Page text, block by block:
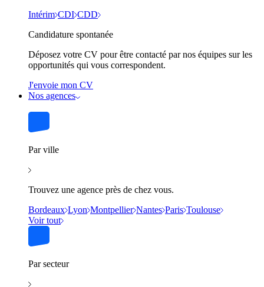
Intérim CDI CDD
Candidature spontanée
Déposez votre CV pour être contacté par nos équipes sur les
opportunités qui vous correspondent.
J'envoie mon CV
Nos agences
Par ville
Trouvez une agence près de chez vous.
Bordeaux Lyon Montpellier Nantes Paris Toulouse
Voir tout
Par secteur